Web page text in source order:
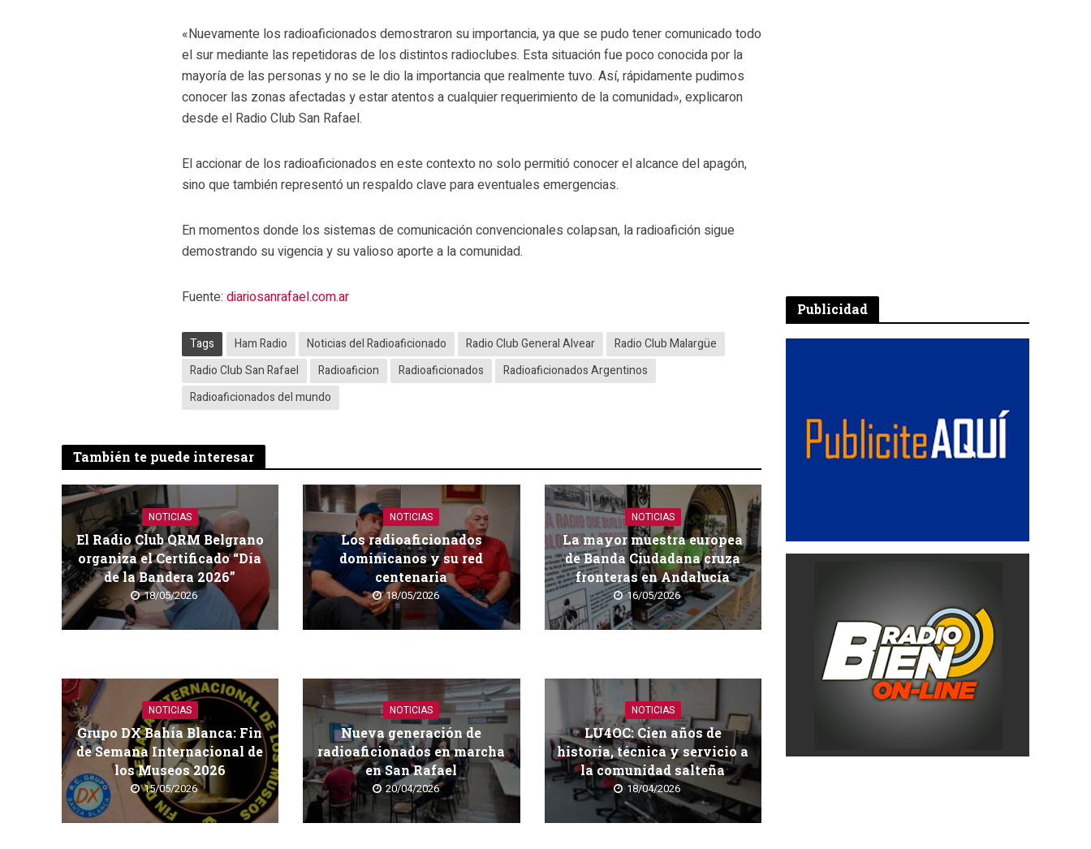
«Nuevamente los radioaficionados demostraron su importancia, ya que se pudo tener comunicado todo
el sur mediante las repetidoras de los distintos radioclubes. Esta situación fue poco conocida por la
mayoría de las personas y no se le dio la importancia que realmente tuvo. Así, rápidamente pudimos
conocer las zonas afectadas y estar atentos a cualquier requerimiento de la comunidad», explicaron
desde el Radio Club San Rafael.
El accionar de los radioaficionados en este contexto no solo permitió conocer el alcance del apagón,
sino que también representó un respaldo clave para eventuales emergencias.
En momentos donde los sistemas de comunicación convencionales colapsan, la radioafición sigue
demostrando su vigencia y su valioso aporte a la comunidad.
Fuente:diariosanrafael.com.ar
Tags Ham Radio Noticias del Radioaficionado Radio Club General Alvear
Radio Club Malargüe
Radio Club San Rafael
Radioaficion Radioaficionados
Radioaficionados Argentinos
Radioaficionados del mundo
También te puede interesar
NOTICIAS
El Radio Club QRM Belgrano
organiza el Certificado “Día
de la Bandera 2026”
18/05/2026
NOTICIAS
Los radioaficionados
dominicanos y su red
centenaria
18/05/2026
NOTICIAS
La mayor muestra europea
de Banda Ciudadana cruza
fronteras en Andalucía
16/05/2026
NOTICIAS
Grupo DX Bahía Blanca: Fin
de Semana Internacional de
los Museos 2026
15/05/2026
NOTICIAS
Nueva generación de
radioaficionados en marcha
en San Rafael
20/04/2026
NOTICIAS
LU4OC: Cien años de
historia, técnica y servicio a
la comunidad salteña
18/04/2026
Publicidad